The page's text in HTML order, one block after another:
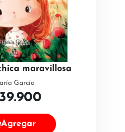
maravillosa
García
39.900
Agregar